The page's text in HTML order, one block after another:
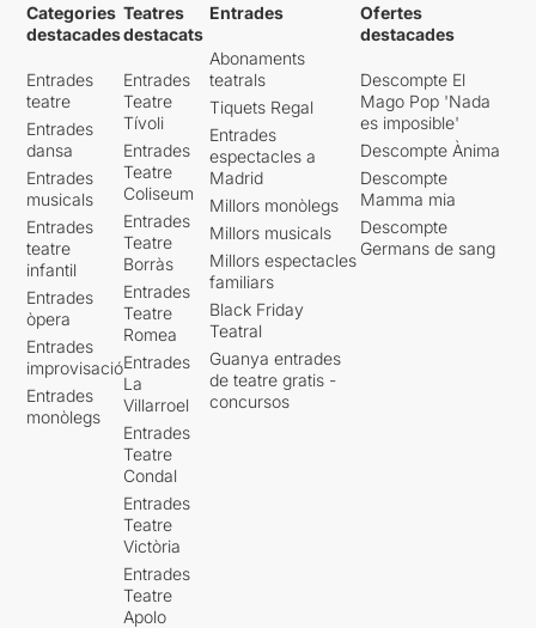
Categories
destacades
Entrades
teatre
Entrades
dansa
Entrades
musicals
Entrades
teatre
infantil
Entrades
òpera
Entrades
improvisació
Entrades
monòlegs
Teatres
destacats
Entrades
Teatre
Tívoli
Entrades
Teatre
Coliseum
Entrades
Teatre
Borràs
Entrades
Teatre
Romea
Entrades
La
Villarroel
Entrades
Teatre
Condal
Entrades
Teatre
Victòria
Entrades
Teatre
Apolo
Entrades
Abonaments
teatrals
Tiquets Regal
Entrades
espectacles a
Madrid
Millors monòlegs
Millors musicals
Millors espectacles
familiars
Black Friday
Teatral
Guanya entrades
de teatre gratis -
concursos
Ofertes
destacades
Descompte El
Mago Pop 'Nada
es imposible'
Descompte Ànima
Descompte
Mamma mia
Descompte
Germans de sang